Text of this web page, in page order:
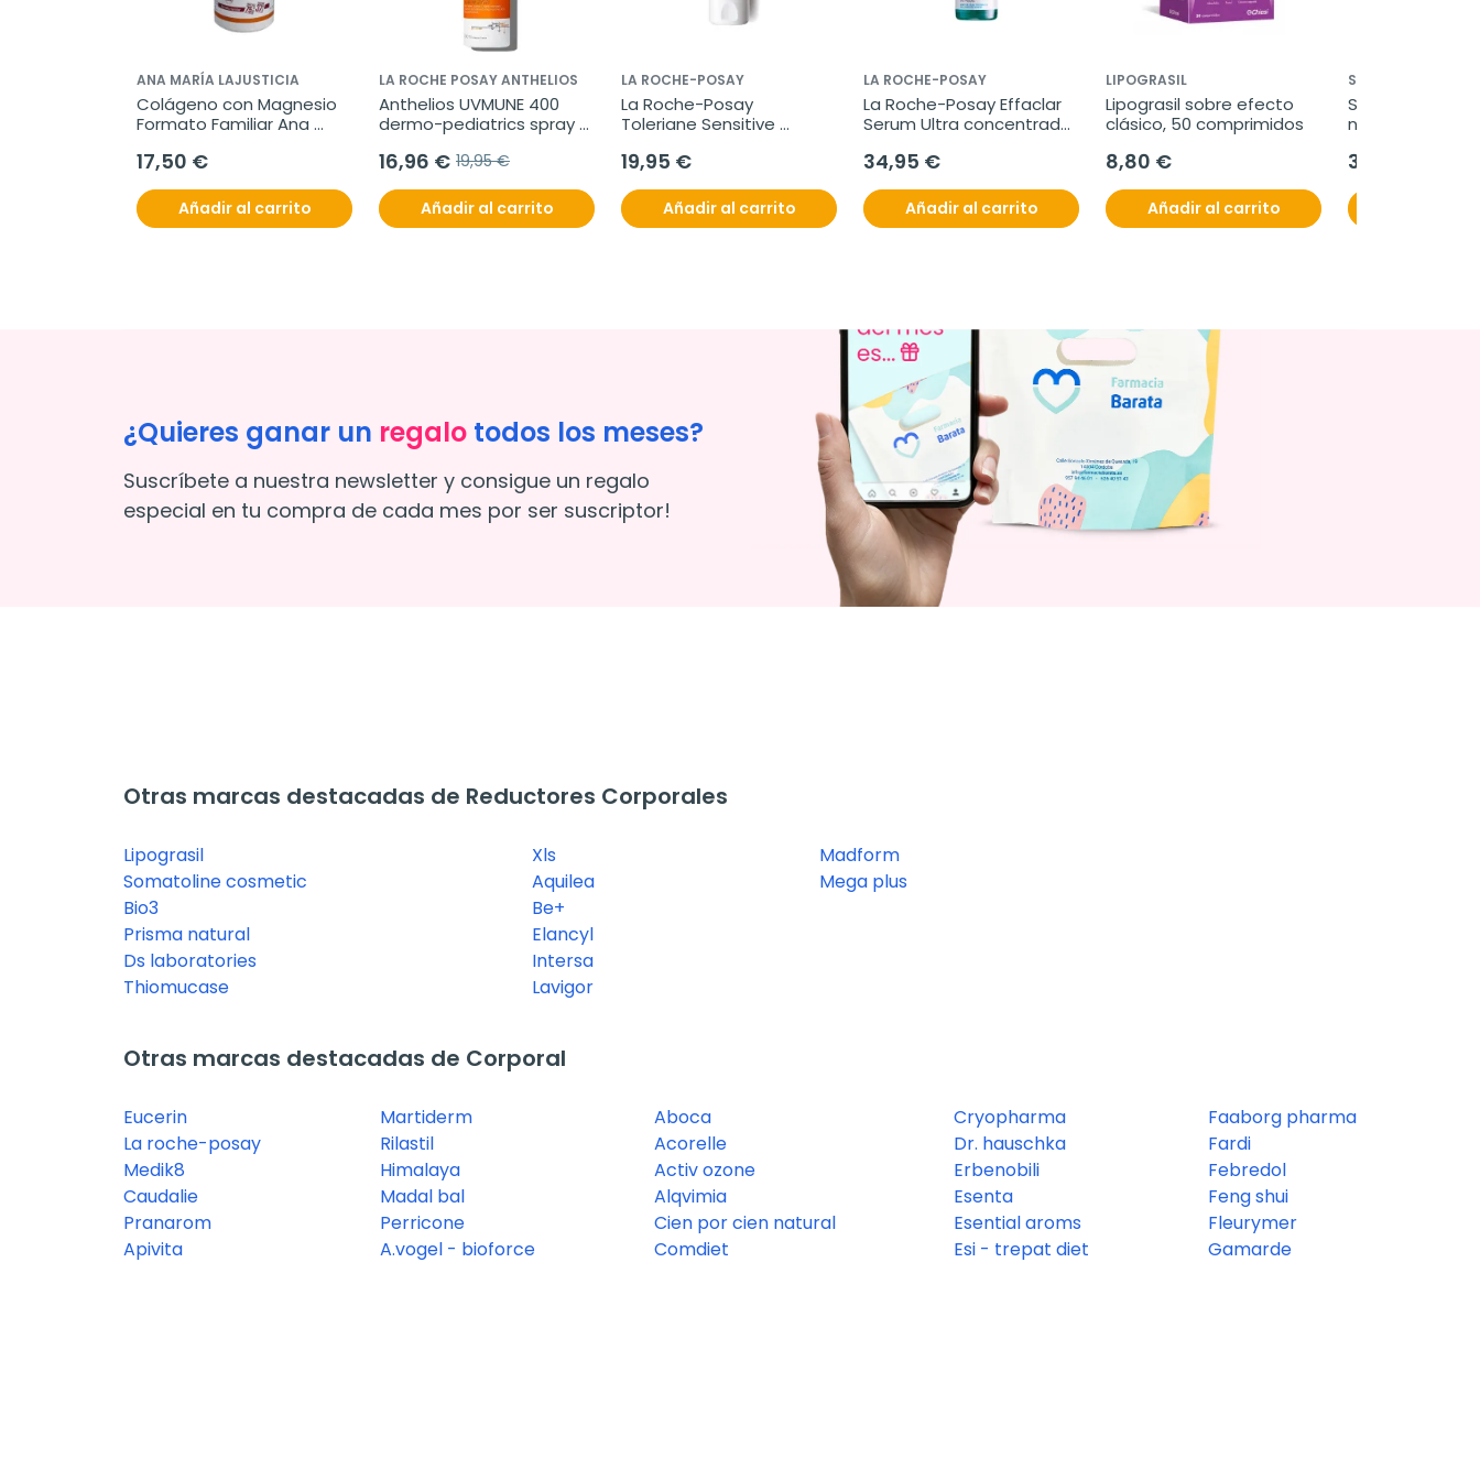
ANA MARÍA LAJUSTICIA
Colágeno con Magnesio
Formato Familiar Ana
comprimidos
17,50 €
Añadir al carrito
LA ROCHE POSAY ANTHELIOS
Anthelios UVMUNE 400
dermo-pediatrics spray
16,96 € 19,95 €
Añadir al carrito
LA ROCHE-POSAY
La Roche-Posay
Toleriane Sensitive
19,95 €
Añadir al carrito
LA ROCHE-POSAY
La Roche-Posay Effaclar
Serum Ultra concentrado,
34,95 €
Añadir al carrito
LIPOGRASIL
Lipograsil sobre efecto
clásico, 50 comprimidos
8,80 €
Añadir al carrito
SOMATOLINE
Somatoline
noches crema
38,95 €
¿Quieres ganar un regalo todos los meses?
Suscríbete a nuestra newsletter y consigue un regalo
especial en tu compra de cada mes por ser suscriptor!
Otras marcas destacadas de Reductores Corporales
Lipograsil
Somatoline cosmetic
Bio3
Prisma natural
Ds laboratories
Thiomucase
Xls
Aquilea
Be+
Elancyl
Intersa
Lavigor
Madform
Mega plus
Otras marcas destacadas de Corporal
Eucerin
La roche-posay
Medik8
Caudalie
Pranarom
Apivita
Martiderm
Rilastil
Himalaya
Madal bal
Perricone
A.vogel - bioforce
Aboca
Acorelle
Activ ozone
Alqvimia
Cien por cien natural
Comdiet
Cryopharma
Dr. hauschka
Erbenobili
Esenta
Esential aroms
Esi - trepat diet
Faaborg pharma
Fardi
Febredol
Feng shui
Fleurymer
Gamarde